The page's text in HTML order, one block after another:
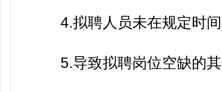
4.拟聘人员未在规定时间
5.导致拟聘岗位空缺的其